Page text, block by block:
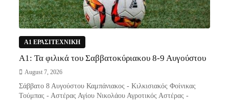
Α1 ΕΡΑΣΙΤΕΧΝΙΚΗ
Α1: Τα φιλικά του Σαββατοκύριακου 8-9 Αυγούστου
August 7, 2026
Σάββατο 8 Αυγούστου Καμπάνιακος - Κιλκισιακός Φοίνικας
Τούμπας - Αστέρας Αγίου Νικολάου Αγροτικός Αστέρας -